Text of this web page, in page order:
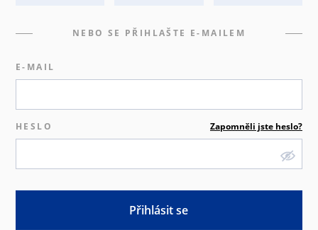
NEBO SE PŘIHLAŠTE E-MAILEM
E-MAIL
HESLO Zapomněli jste heslo?
Přihlásit se